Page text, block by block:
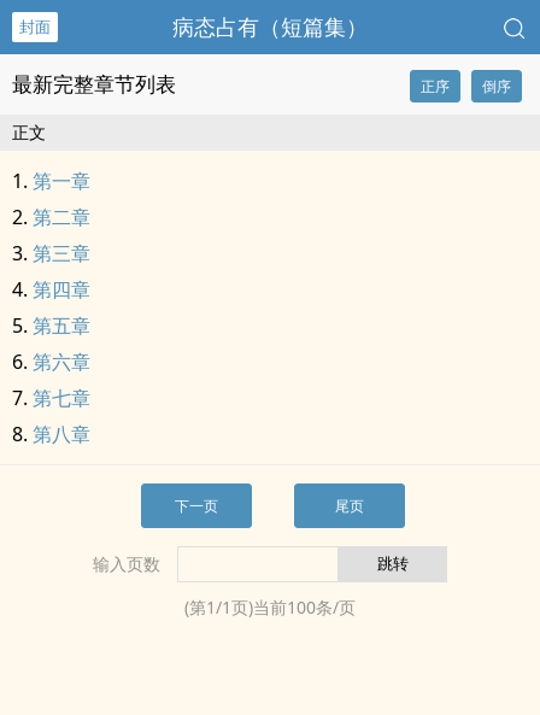
封面 病态占有（短篇集）
最新完整章节列表 正序 倒序
正文
第一章
第二章
第三章
第四章
第五章
第六章
第七章
第八章
下一页 尾页
输入页数
(第1/1页)当前100条/页